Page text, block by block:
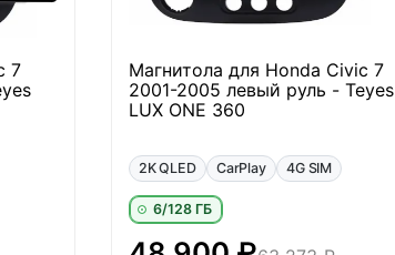
7
Магнитола для Honda Civic 7
2001-2005 левый руль - Teyes
LUX ONE 360
2K QLED CarPlay 4G SIM
6/128 ГБ